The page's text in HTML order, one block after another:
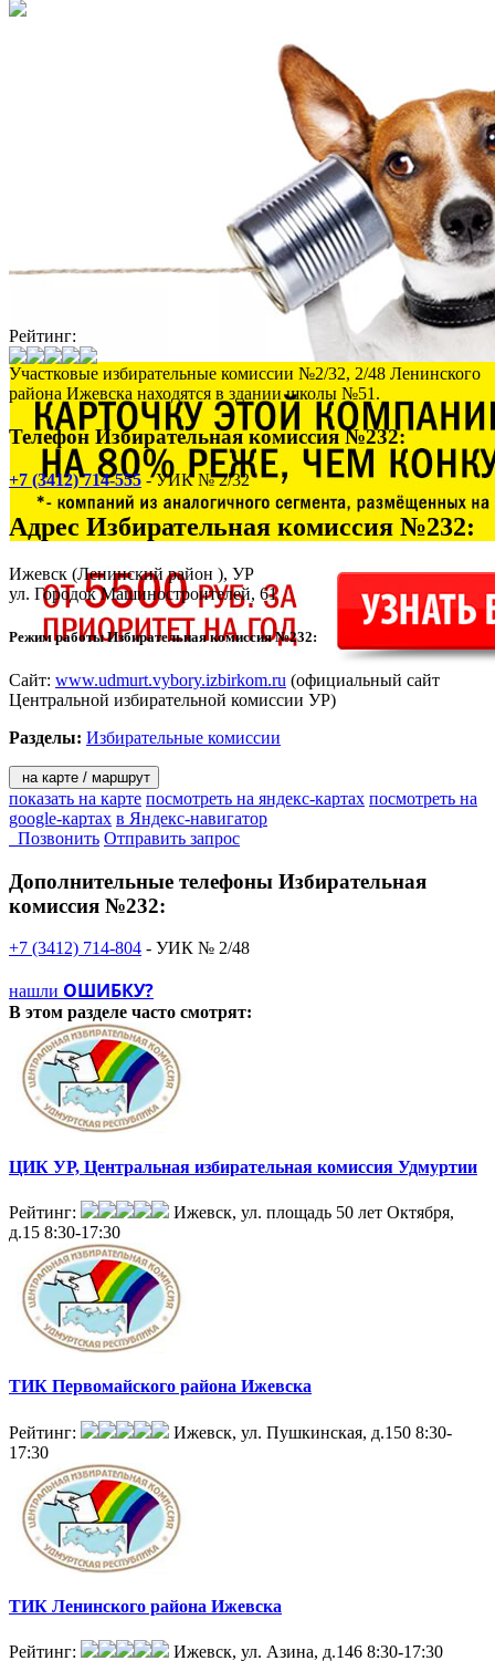
Рейтинг:
Участковые избирательные комиссии №2/32, 2/48 Ленинского
района Ижевска находятся в здании школы №51.
Телефон Избирательная комиссия №232:
+7 (3412) 714-555 - УИК № 2/32
Адрес Избирательная комиссия №232:
Ижевск (Ленинский район ), УР
ул. Городок Машиностроителей, 61
Режим работы Избирательная комиссия №232:
Сайт: www.udmurt.vybory.izbirkom.ru (официальный сайт
Центральной избирательной комиссии УР)
Разделы: Избирательные комиссии
на карте / маршрут
показать на карте посмотреть на яндекс-картах посмотреть на
google-картах в Яндекс-навигатор
Позвонить Отправить запрос
Дополнительные телефоны Избирательная
комиссия №232:
+7 (3412) 714-804 - УИК № 2/48
нашли ОШИБКУ?
В этом разделе часто смотрят:
ЦИК УР, Центральная избирательная комиссия Удмуртии
Рейтинг:
Ижевск, ул. площадь 50 лет Октября,
д.15 8:30-17:30
ТИК Первомайского района Ижевска
Рейтинг: Ижевск, ул. Пушкинская, д.150 8:30-
17:30
ТИК Ленинского района Ижевска
Рейтинг: Ижевск, ул. Азина, д.146 8:30-17:30